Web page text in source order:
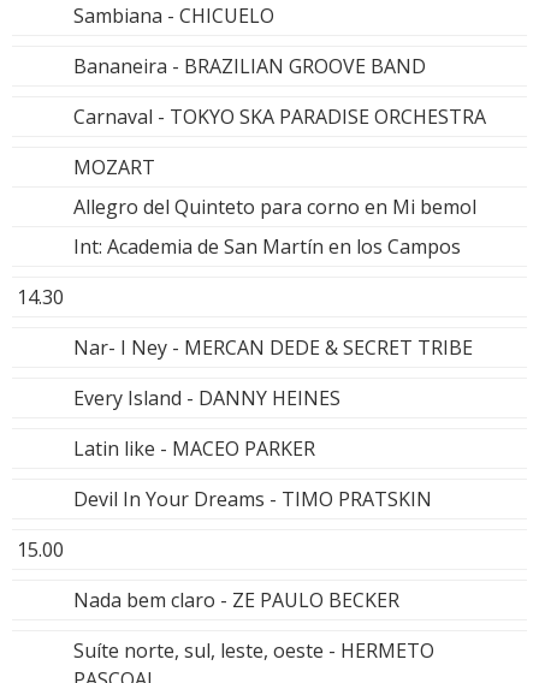
Sambiana - CHICUELO
Bananeira - BRAZILIAN GROOVE BAND
Carnaval - TOKYO SKA PARADISE ORCHESTRA
MOZART
Allegro del Quinteto para corno en Mi bemol
Int: Academia de San Martín en los Campos
14.30
Nar- I Ney - MERCAN DEDE & SECRET TRIBE
Every Island - DANNY HEINES
Latin like - MACEO PARKER
Devil In Your Dreams - TIMO PRATSKIN
15.00
Nada bem claro - ZE PAULO BECKER
Suíte norte, sul, leste, oeste - HERMETO